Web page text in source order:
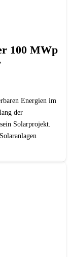
100 MWp
Energien im
der
Solarprojekt.